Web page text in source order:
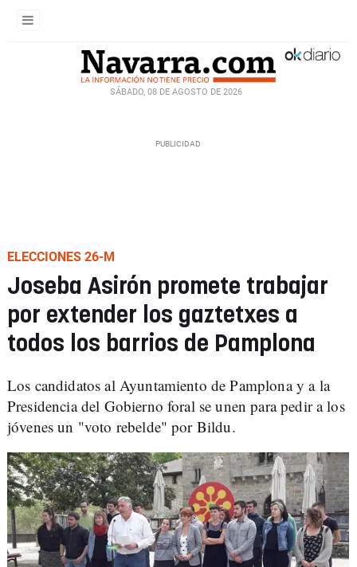
SÁBADO, 08 DE AGOSTO DE 2026
ELECCIONES 26-M
Joseba Asirón promete trabajar
por extender los gaztetxes a
todos los barrios de Pamplona
Los candidatos al Ayuntamiento de Pamplona y a la
Presidencia del Gobierno foral se unen para pedir a los
jóvenes un "voto rebelde" por Bildu.